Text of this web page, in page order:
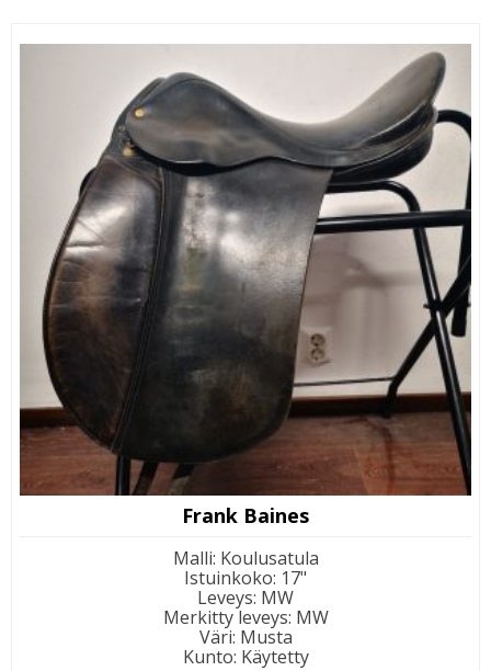
Frank Baines
Malli: Koulusatula
Istuinkoko: 17"
Leveys: MW
Merkitty leveys: MW
Väri: Musta
Kunto: Käytetty